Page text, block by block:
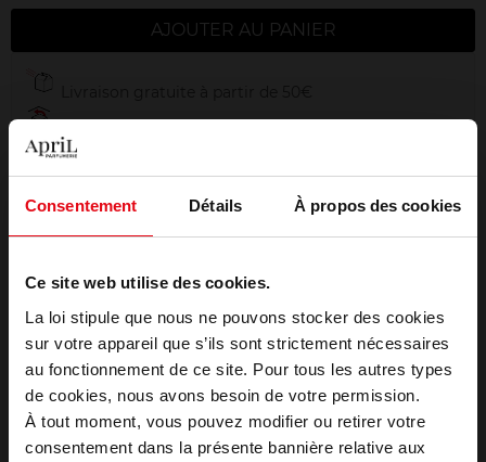
Consentement Détails À propos des cookies
Ce site web utilise des cookies.
La loi stipule que nous ne pouvons stocker des cookies
sur votre appareil que s’ils sont strictement nécessaires
au fonctionnement de ce site. Pour tous les autres types
de cookies, nous avons besoin de votre permission.
À tout moment, vous pouvez modifier ou retirer votre
consentement dans la présente bannière relative aux
AJOUTER AU PANIER
Description
Conseil d'utilisation
Caractéristiques
Choisissez votre pays